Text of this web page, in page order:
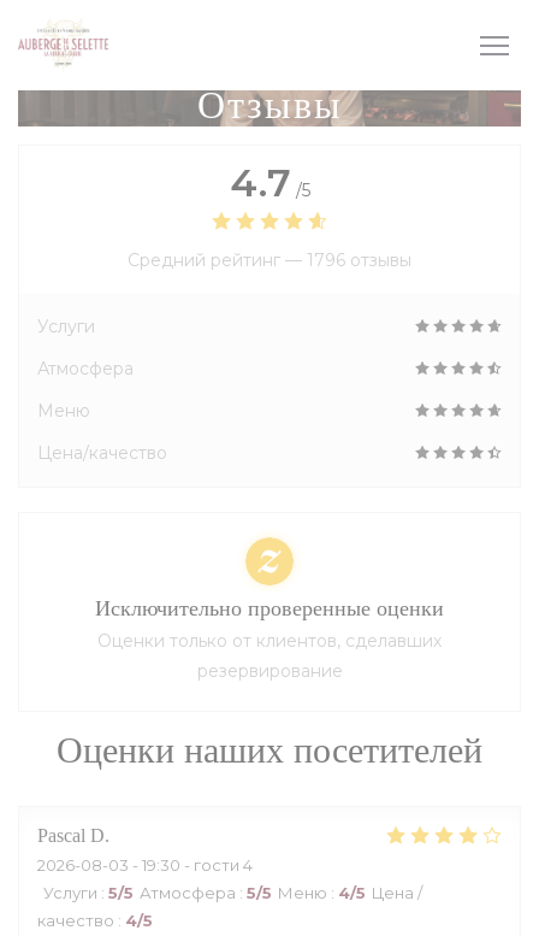
Панель управления cookies
Отзывы
Оценки наших посетителей
Pascal D
2026-08-03 - 19:30 - гости 4
Услуги : 5/5 Атмосфера : 5/5 Меню : 4/5 Цена /
качество : 4/5
4.7 /5
Средний рейтинг — 1796 отзывы
Услуги
Атмосфера
Меню
Цена/качество
Исключительно проверенные оценки
Оценки только от клиентов, сделавших
резервирование